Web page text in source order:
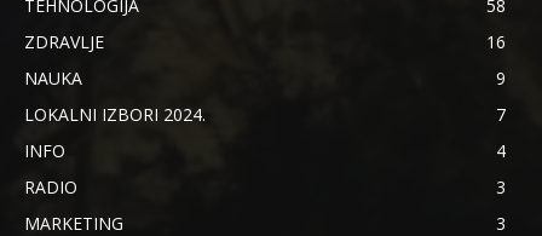
TEHNOLOGIJA
58
ZDRAVLJE
16
NAUKA
9
LOKALNI IZBORI 2024.
7
INFO
4
RADIO
3
MARKETING
3